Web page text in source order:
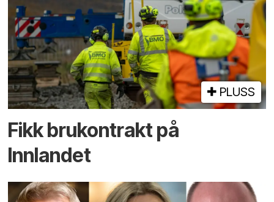
PLUSS
Fikk brukontrakt på
Innlandet